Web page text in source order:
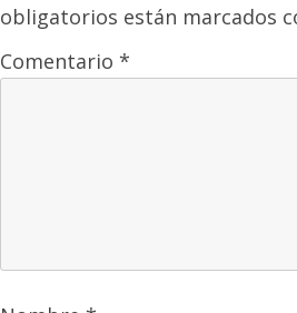
obligatorios están marcados
Comentario *